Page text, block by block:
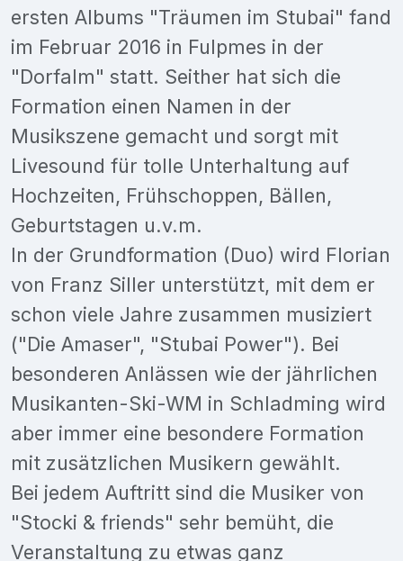
ersten Albums "Träumen im Stubai" fand
im Februar 2016 in Fulpmes in der
"Dorfalm" statt. Seither hat sich die
Formation einen Namen in der
Musikszene gemacht und sorgt mit
Livesound für tolle Unterhaltung auf
Hochzeiten, Frühschoppen, Bällen,
Geburtstagen u.v.m.
In der Grundformation (Duo) wird Florian
von Franz Siller unterstützt, mit dem er
schon viele Jahre zusammen musiziert
("Die Amaser", "Stubai Power"). Bei
besonderen Anlässen wie der jährlichen
Musikanten-Ski-WM in Schladming wird
aber immer eine besondere Formation
mit zusätzlichen Musikern gewählt.
Bei jedem Auftritt sind die Musiker von
"Stocki & friends" sehr bemüht, die
Veranstaltung zu etwas ganz